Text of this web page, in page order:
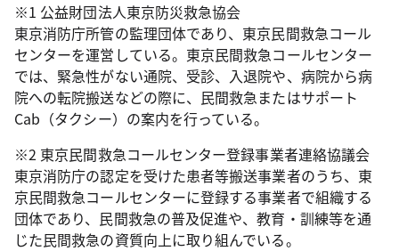
※1 公益財団法人東京防災救急協会
東京消防庁所管の監理団体であり、東京民間救急コール
センターを運営している。東京民間救急コールセンター
では、緊急性がない通院、受診、入退院や、病院から病
院への転院搬送などの際に、民間救急またはサポート
Cab（タクシー）の案内を行っている。
※2 東京民間救急コールセンター登録事業者連絡協議会
東京消防庁の認定を受けた患者等搬送事業者のうち、東
京民間救急コールセンターに登録する事業者で組織する
団体であり、民間救急の普及促進や、教育・訓練等を通
じた民間救急の資質向上に取り組んでいる。